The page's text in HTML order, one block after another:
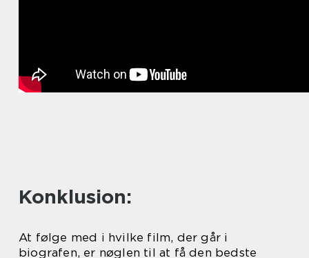
Konklusion:
At følge med i hvilke film, der går i
biografen, er nøglen til at få den bedste